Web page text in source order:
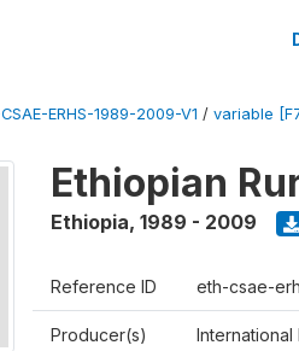
ERHS-1989-2009-V1 / variable
Ethiopian
Ethiopia, 1989 - 2009
Reference ID eth-csae-
Producer(s)